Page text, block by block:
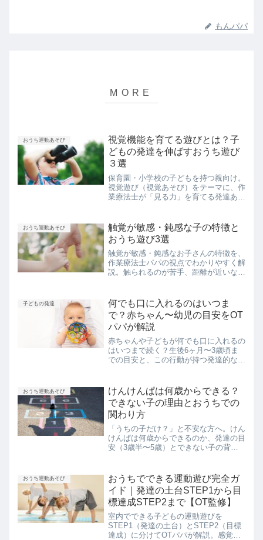
もんパパ
おうち運動あそび
視覚機能を育てる遊びとは？子
どもの発達を伸ばすおうち遊び
３選
保育園・小学校の子どもを持つ親向け。
視覚遊び（視覚あそび）をテーマに、作
業療法士が「見る力」を育てる発達あそ
おうち運動あそび
触覚が敏感・鈍感な子の特徴と
おうち遊び3選
触覚が敏感・鈍感なお子さんの特徴を、
作業療法士パパの視点でわかりやすく解
説。触られるのが苦手、距離が近いなど
ートに役立ちます。
子どもの発達
何でも口に入れるのはいつま
で？赤ちゃん〜幼児の目安をOT
パパが解説
赤ちゃんや子どもが何でも口に入れるの
はいつまで続く？生後6ヶ月〜3歳頃ま
での目安と、この行動が持つ発達的な意
で、2児を育てた経験をまじえてお伝え
します。
おうち運動あそび
けんけんぱは何歳からできる？
できない子の理由とおうちでの
関わり方
「うちの子だけ？」と不安な方へ。けん
けんぱは何歳からできるのか、発達の目
安（3歳半〜5歳）とできない子の背景
児健診で相談すべきラインまで分かりま
す。
おうち運動あそび
おうちでできる運動遊び完全ガ
イド｜発達の土台STEP1から目
標達成STEP2まで【OT監修】
室内でできる子どもの運動遊びを
STEP1（発達の土台）とSTEP2（目標
達成）に分けてOTパパが解説。感覚遊